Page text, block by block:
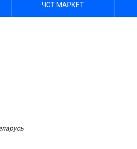
г. Тула, Октябрьская ул,
ЧСТ МАРКЕТ